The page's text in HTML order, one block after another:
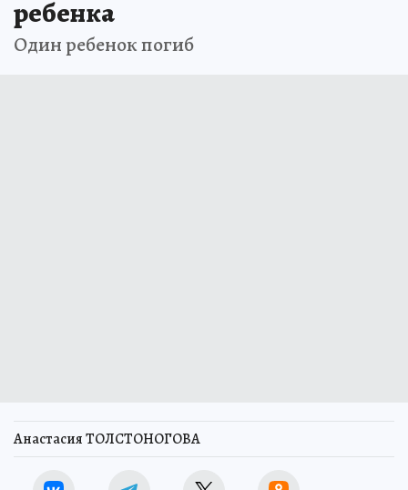
ребенка
Один ребенок погиб
Анастасия ТОЛСТОНОГОВА